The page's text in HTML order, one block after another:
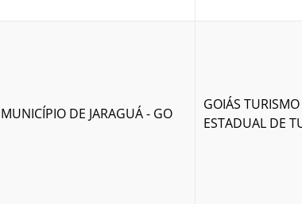
MUNICÍPIO DE JARAGUÁ - GO
GOIÁS
ESTADUAL DE